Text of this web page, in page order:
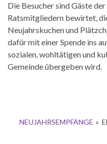
Die Besucher sind Gäste
Ratsmitgliedern bewirtet,
Neujahrskuchen und
dafür mit einer Spende ins
sozialen, wohltätigen und
Gemeinde übergeben wird.
NEUJAHRSEMPFÄNGE »